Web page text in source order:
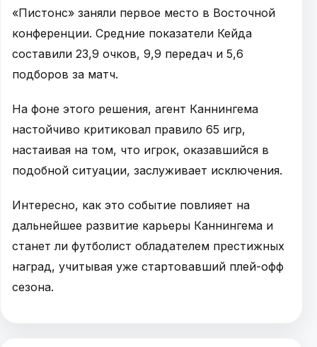
«Пистонс» заняли первое место в Восточной
конференции. Средние показатели Кейда
составили 23,9 очков, 9,9 передач и 5,6
подборов за матч.
На фоне этого решения, агент Каннингема
настойчиво критиковал правило 65 игр,
настаивая на том, что игрок, оказавшийся в
подобной ситуации, заслуживает исключения.
Интересно, как это событие повлияет на
дальнейшее развитие карьеры Каннингема и
станет ли футболист обладателем престижных
наград, учитывая уже стартовавший плей-офф
сезона.